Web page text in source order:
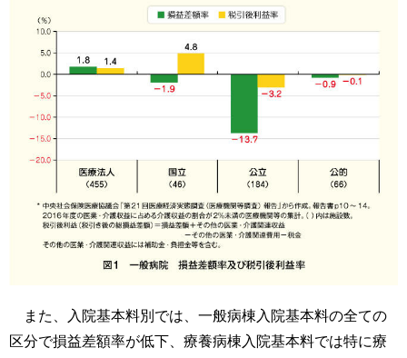
また、入院基本料別では、一般病棟入院基本料の全ての
区分で損益差額率が低下、療養病棟入院基本料では特に療